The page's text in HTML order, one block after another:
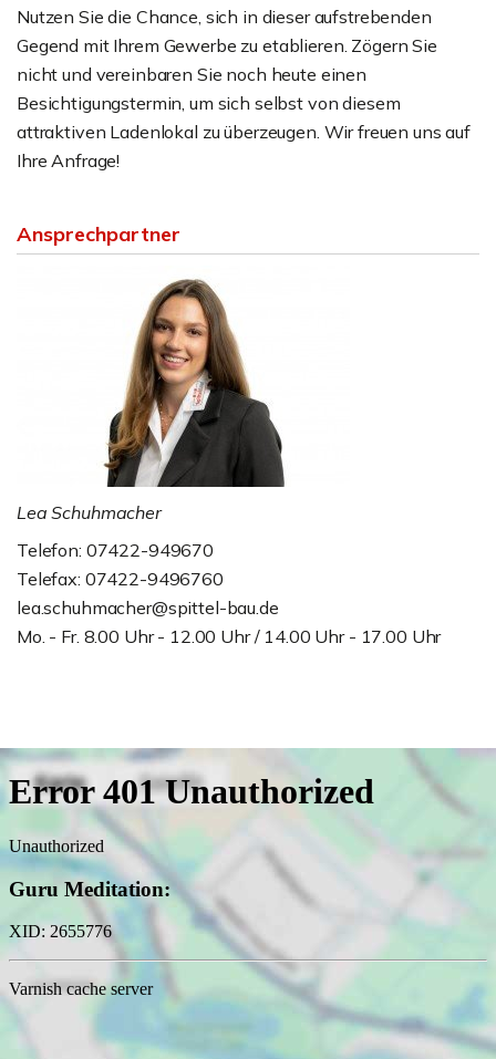
Nutzen Sie die Chance, sich in dieser aufstrebenden
Gegend mit Ihrem Gewerbe zu etablieren. Zögern Sie
nicht und vereinbaren Sie noch heute einen
Besichtigungstermin, um sich selbst von diesem
attraktiven Ladenlokal zu überzeugen. Wir freuen uns auf
Ihre Anfrage!
Ansprechpartner
Lea Schuhmacher
Telefon: 07422-949670
Telefax: 07422-9496760
lea.schuhmacher@spittel-bau.de
Mo. - Fr. 8.00 Uhr - 12.00 Uhr / 14.00 Uhr - 17.00 Uhr